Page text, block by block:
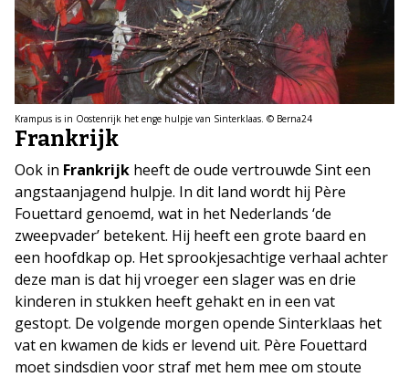
Krampus is in Oostenrijk het enge hulpje van Sinterklaas. © Berna24
Frankrijk
Ook in Frankrijk heeft de oude vertrouwde Sint een
angstaanjagend hulpje. In dit land wordt hij Père
Fouettard genoemd, wat in het Nederlands ‘de
zweepvader’ betekent. Hij heeft een grote baard en
een hoofdkap op. Het sprookjesachtige verhaal achter
deze man is dat hij vroeger een slager was en drie
kinderen in stukken heeft gehakt en in een vat
gestopt. De volgende morgen opende Sinterklaas het
vat en kwamen de kids er levend uit. Père Fouettard
moet sindsdien voor straf met hem mee om stoute